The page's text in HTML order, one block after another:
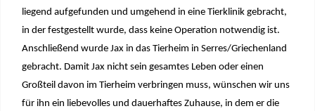
liegend aufgefunden und umgehend in eine Tierklinik gebracht,
in der festgestellt wurde, dass keine Operation notwendig ist.
Anschließend wurde Jax in das Tierheim in Serres/Griechenland
gebracht. Damit Jax nicht sein gesamtes Leben oder einen
Großteil davon im Tierheim verbringen muss, wünschen wir uns
für ihn ein liebevolles und dauerhaftes Zuhause, in dem er die